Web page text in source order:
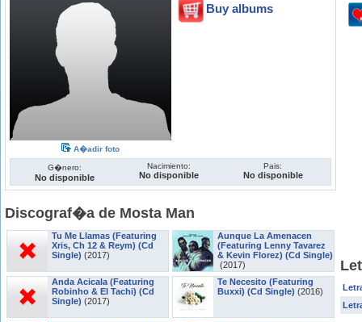
A�adir foto
Buy albums
G�nero:
No disponible
Nacimiento:
No disponible
Pais:
No disponible
Discograf�a de Mosta Man
Tu Me Llamas (Featuring
Xris, Ch 12 & Reym) (Cd
Single) (2017)
Anda Acicala (Featuring
Robinho & El Tachi) (Cd
Single) (2017)
Aunque La Amenacen
(Featuring Lenny Tavarez
& Kevin Florez) (Cd Single)
(2017)
Te Necesito (Featuring
Buxxi) (Cd Single) (2016)